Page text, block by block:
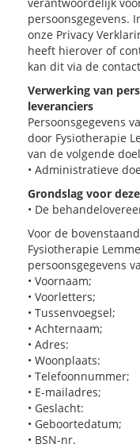
persoonsgegevens.
onze Privacy
heeft hierover of
kan dit via de
Verwerking van
leveranciers
Persoonsgegevens
door Fysiotherapie
van de volgende
• Administratieve
Grondslag voor
• De
Voor de
Fysiotherapie
persoonsgegevens
• Voornaam;
• Voorletters;
• Tussenvoegsel;
• Achternaam;
• Adres:
• Woonplaats:
• Telefoonnummer;
• E-mailadres;
• Geslacht:
• Geboortedatum;
• BSN-nr.